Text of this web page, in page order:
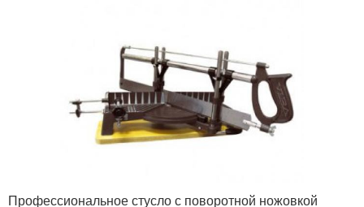
Профессиональное стусло с поворотной ножовкой